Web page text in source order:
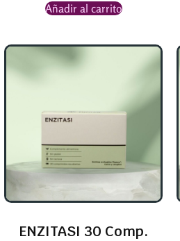
Añadir al carrito
ENZITASI 30 Comp.